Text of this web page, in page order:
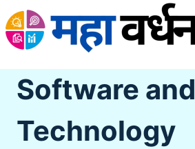
Skip
to
Software and
Technology